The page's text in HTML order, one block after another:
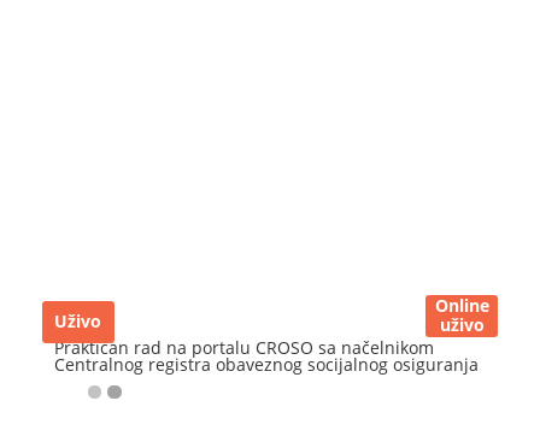
Uživo
Online
uživo
Praktičan rad na portalu CROSO sa načelnikom
Centralnog registra obaveznog socijalnog osiguranja